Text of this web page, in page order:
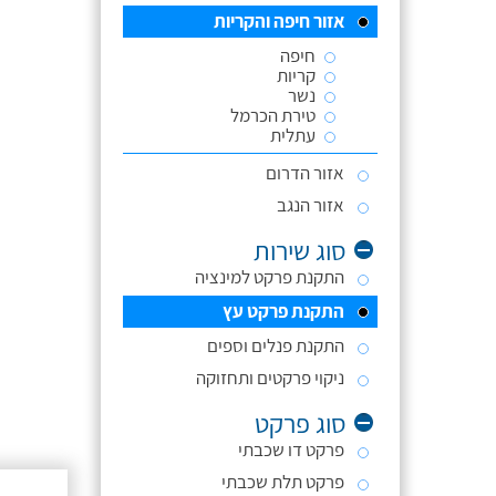
אזור חיפה והקריות
חיפה
קריות
נשר
טירת הכרמל
עתלית
אזור הדרום
אזור הנגב
סוג שירות
התקנת פרקט למינציה
התקנת פרקט עץ
התקנת פנלים וספים
ניקוי פרקטים ותחזוקה
סוג פרקט
פרקט דו שכבתי
פרקט תלת שכבתי